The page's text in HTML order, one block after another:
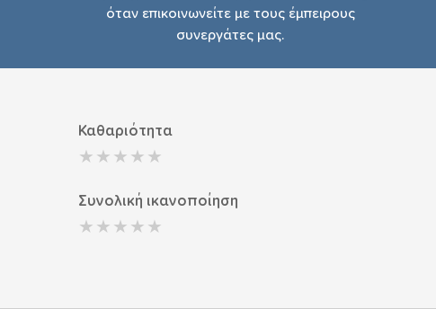
όταν επικοινωνείτε με τους έμπειρους
συνεργάτες μας.
Καθαριότητα
Συνολική ικανοποίηση